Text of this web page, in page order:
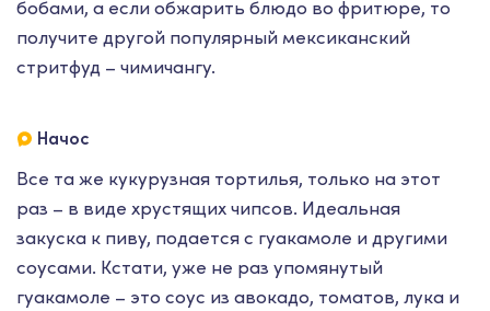
бобами, а если обжарить блюдо во фритюре, то
получите другой популярный мексиканский
стритфуд – чимичангу.
Начос
Все та же кукурузная тортилья, только на этот
раз – в виде хрустящих чипсов. Идеальная
закуска к пиву, подается с гуакамоле и другими
соусами. Кстати, уже не раз упомянутый
гуакамоле – это соус из авокадо, томатов, лука и